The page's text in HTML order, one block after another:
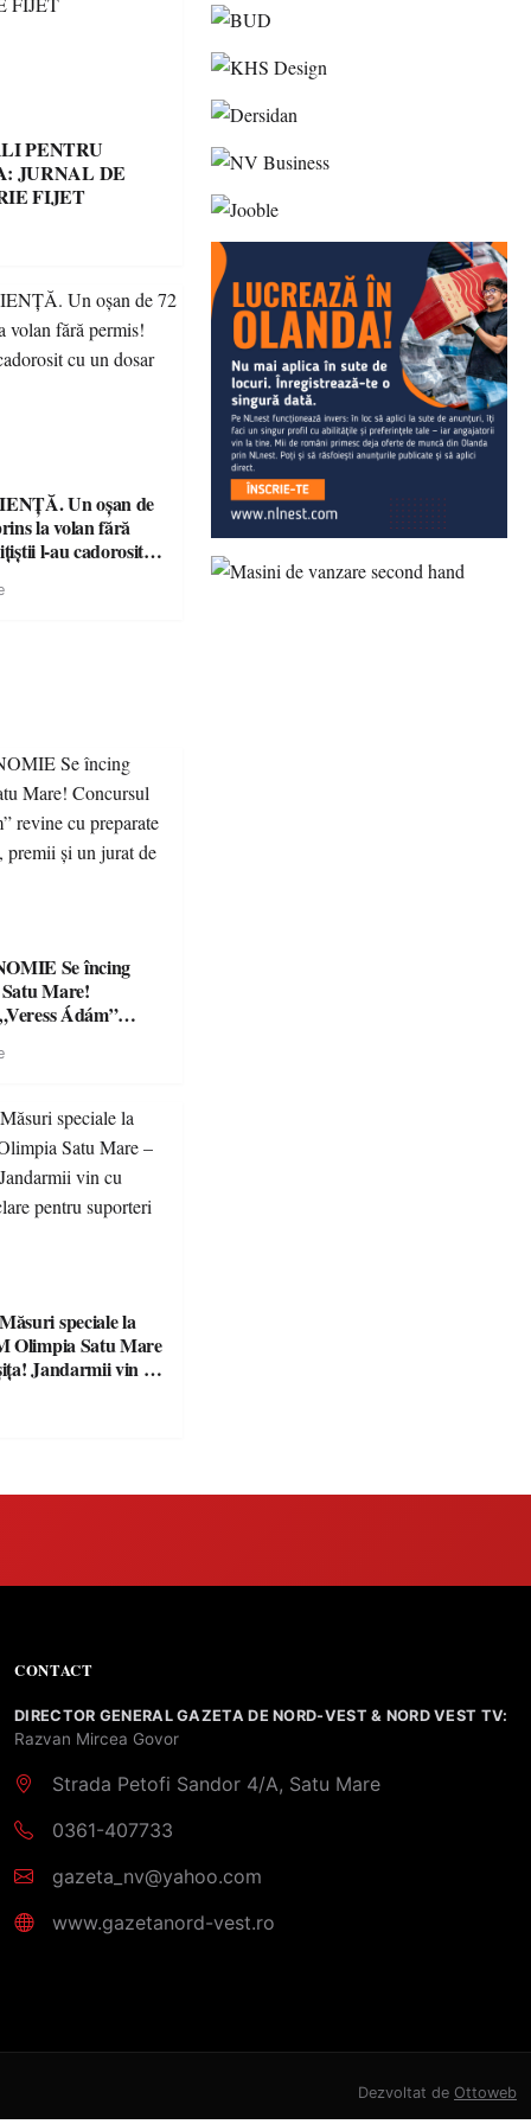
PENTRU
JURNAL DE
FIJET
Un oșan de
la volan fără
l-au cadorosit
Se încing
Mare!
Ádám”
premii și un jurat
speciale la
Olimpia Satu Mare
Jandarmii vin cu
CONTACT
DIRECTOR GENERAL GAZETA DE NORD-VEST & NORD VEST TV:
Razvan Mircea Govor
Strada Petofi Sandor 4/A, Satu Mare
0361-407733
gazeta_nv@yahoo.com
www.gazetanord-vest.ro
Dezvoltat de Ottoweb